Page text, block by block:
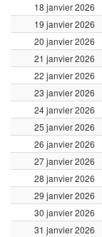
18 janvier 2026
19 janvier 2026
20 janvier 2026
21 janvier 2026
22 janvier 2026
23 janvier 2026
24 janvier 2026
25 janvier 2026
26 janvier 2026
27 janvier 2026
28 janvier 2026
29 janvier 2026
30 janvier 2026
31 janvier 2026